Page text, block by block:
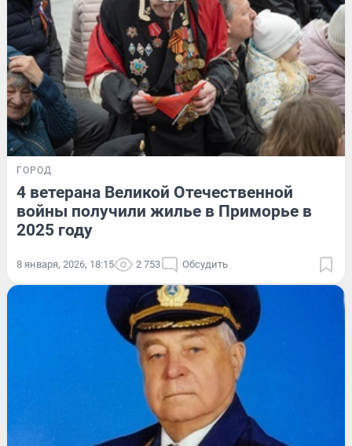
ГОРОД
4 ветерана Великой Отечественной
войны получили жилье в Приморье в
2025 году
8 января, 2026, 18:15 2 753 Обсудить